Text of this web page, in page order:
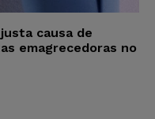
causa de
emagrecedoras no